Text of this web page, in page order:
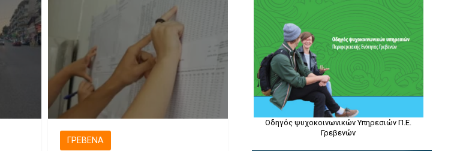
ΓΡΕΒΕΝΆ
Οδηγός ψυχοκοινωνικών Υπηρεσιών Π.Ε.
Γρεβενών